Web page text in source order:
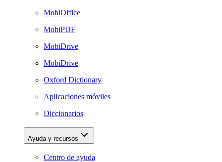
MobiOffice
MobiPDF
MobiDrive
MobiDrive
Oxford Dictionary
Aplicaciones móviles
Diccionarios
Ayuda y recursos
Centro de ayuda